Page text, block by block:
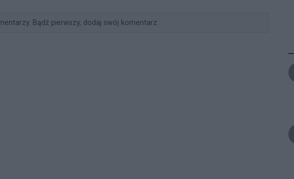
Bądź pierwszy, dodaj swój komentarz.